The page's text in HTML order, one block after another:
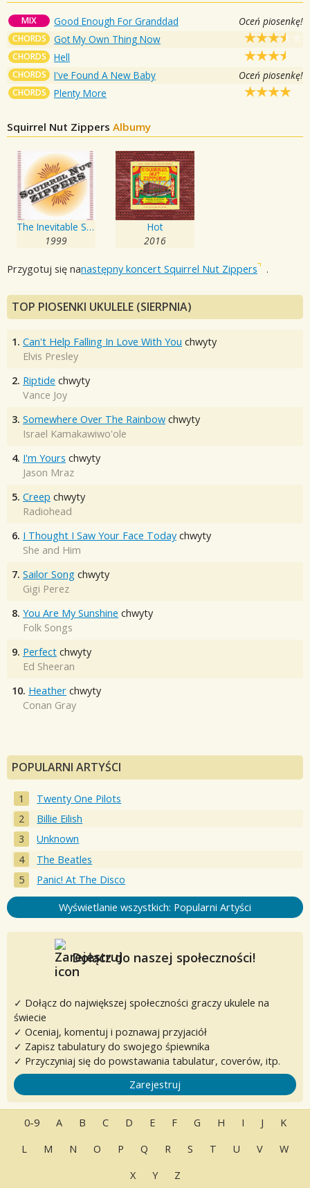
MIX Good Enough For Granddad Oceń piosenkę!
CHORDS Got My Own Thing Now
CHORDS Hell
CHORDS I've Found A New Baby Oceń piosenkę!
CHORDS Plenty More
Squirrel Nut Zippers Albumy
The Inevitable Squirrel Nut Zippers
1999
Hot
2016
Przygotuj się nanastępny koncert Squirrel Nut Zippers .
TOP PIOSENKI UKULELE (SIERPNIA)
1. Can't Help Falling In Love With You chwyty
Elvis Presley
2. Riptide chwyty
Vance Joy
3. Somewhere Over The Rainbow chwyty
Israel Kamakawiwo'ole
4. I'm Yours chwyty
Jason Mraz
5. Creep chwyty
Radiohead
6. I Thought I Saw Your Face Today chwyty
She and Him
7. Sailor Song chwyty
Gigi Perez
8. You Are My Sunshine chwyty
Folk Songs
9. Perfect chwyty
Ed Sheeran
10. Heather chwyty
Conan Gray
POPULARNI ARTYŚCI
Twenty One Pilots
Billie Eilish
Unknown
The Beatles
Panic! At The Disco
Wyświetlanie wszystkich: Popularni Artyści
Dołącz do naszej społeczności!
✓ Dołącz do największej społeczności graczy ukulele na
świecie
✓ Oceniaj, komentuj i poznawaj przyjaciół
✓ Zapisz tabulatury do swojego śpiewnika
✓ Przyczyniaj się do powstawania tabulatur, coverów, itp.
Zarejestruj
0-9 A B C D E F G H I J
K
L
M N O P Q R S T U V
W
X
Y Z